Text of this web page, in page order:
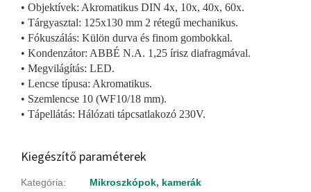
• Objektívek: Akromatikus DIN 4x, 10x, 40x, 60x.
• Tárgyasztal: 125x130 mm 2 rétegű mechanikus.
• Fókuszálás: Külön durva és finom gombokkal.
• Kondenzátor: ABBÉ N.A. 1,25 írisz diafragmával.
• Megvilágítás: LED.
• Lencse típusa: Akromatikus.
• Szemlencse 10 (WF10/18 mm).
• Tápellátás: Hálózati tápcsatlakozó 230V.
Kiegészítő paraméterek
Kategória:
Mikroszkópok, kamerák